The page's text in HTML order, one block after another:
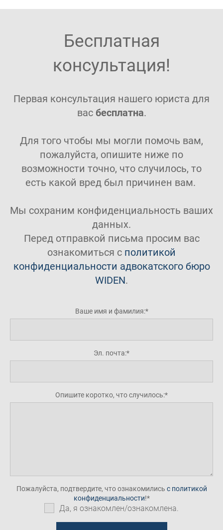
Бесплатная
консультация!
Первая консультация нашего юриста для
вас бесплатна.
Для того чтобы мы могли помочь вам,
пожалуйста, опишите ниже по
возможности точно, что случилось, то
есть какой вред был причинен вам.
Мы сохраним конфиденциальность ваших
данных.
Перед отправкой письма просим вас
ознакомиться с политикой
конфиденциальности адвокатского бюро
WIDEN.
Ваше имя и фамилия:
Эл. почта:
Опишите коротко, что случилось:
Пожалуйста, подтвердите, что ознакомились с политикой
конфиденциальности!
Да, я ознакомлен/ознакомлена.